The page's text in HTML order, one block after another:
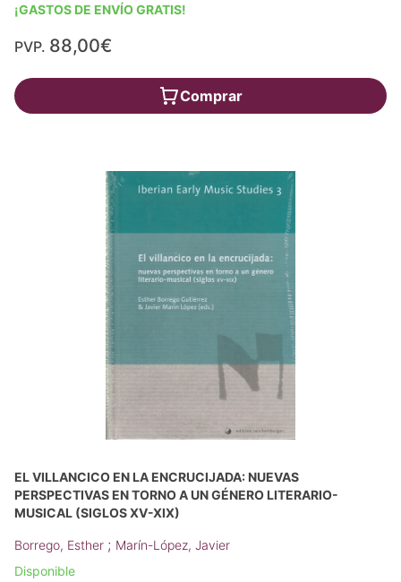
¡GASTOS DE ENVÍO GRATIS!
PVP. 88,00€
Comprar
EL VILLANCICO EN LA ENCRUCIJADA: NUEVAS
PERSPECTIVAS EN TORNO A UN GÉNERO LITERARIO-
MUSICAL (SIGLOS XV-XIX)
Borrego, Esther ; Marín-López, Javier
Disponible